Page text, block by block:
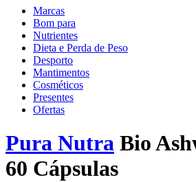
Marcas
Bom para
Nutrientes
Dieta e Perda de Peso
Desporto
Mantimentos
Cosméticos
Presentes
Ofertas
Pura Nutra Bio
60 Cápsulas